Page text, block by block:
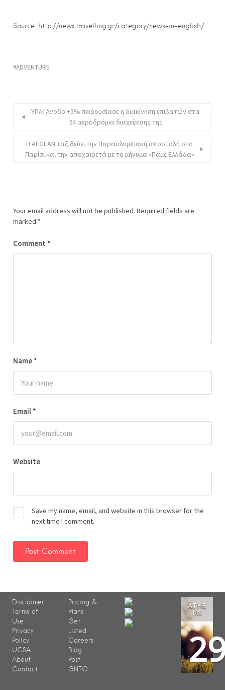
Source: http://news.travelling.gr/category/news-in-english/
ADVENTURE
ΥΠΑ: Άνοδο +5% παρουσίασε η διακίνηση επιβατών στα
24 αεροδρόμια διαχείρισης της
Η AEGEAN ταξιδεύει την Παραολυμπιακή αποστολή στο
Παρίσι και την αποχαιρετά με το μήνυμα «Πάμε Ελλάδα»
Your email address will not be published. Required fields are
marked *
Comment *
Name *
Email *
Website
Save my name, email, and website in this browser for the
next time I comment.
Disclaimer
Terms of
Use
Privacy
Policy
UCSA
About
Contact
Pricing &
Plans
Get
Listed
Careers
Blog
Post
GNTO
ATHE
NS